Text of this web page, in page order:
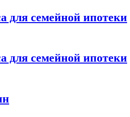
для семейной ипотеки
для семейной ипотеки